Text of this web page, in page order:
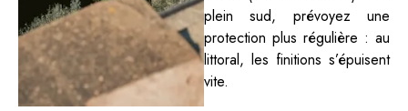
plein sud, prévoyez une
protection plus régulière : au
littoral, les finitions s’épuisent
vite.